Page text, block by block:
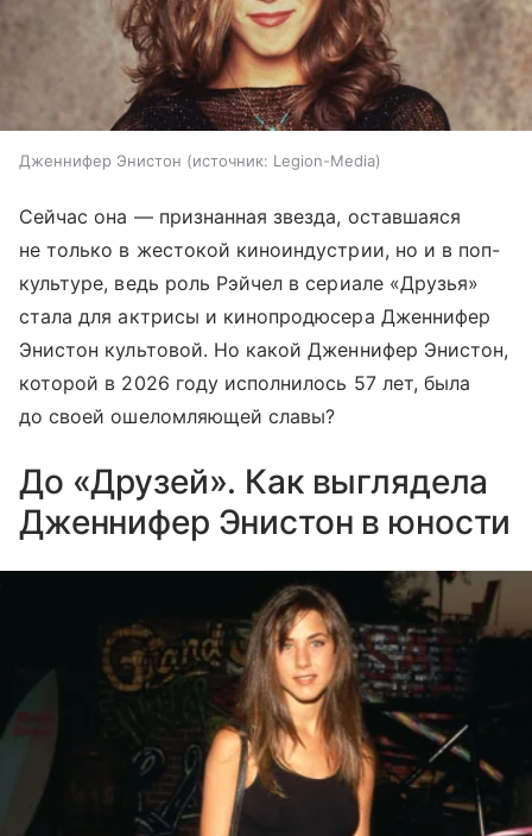
Дженнифер Энистон источник: Legion-Media
Сейчас она — признанная звезда, оставшаяся
не только в жестокой киноиндустрии, но и в поп-
культуре, ведь роль Рэйчел в сериале «Друзья»
стала для актрисы и кинопродюсера Дженнифер
Энистон культовой. Но какой Дженнифер Энистон,
которой в 2026 году исполнилось 57 лет, была
до своей ошеломляющей славы?
До «Друзей». Как выглядела
Дженнифер Энистон в юности